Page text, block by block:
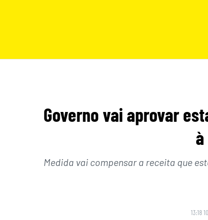
Governo vai aprovar
Medida vai compensar a receita que
13:18